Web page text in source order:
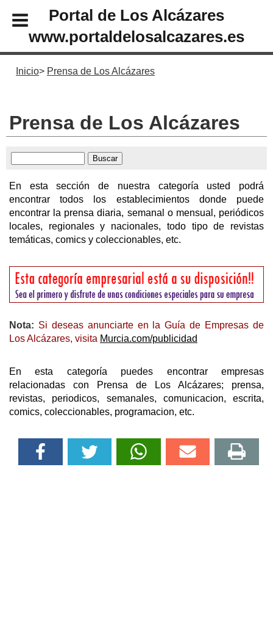
Portal de Los Alcázares
www.portaldelosalcazares.es
Inicio Prensa de Los Alcázares
Prensa de Los Alcázares
En esta sección de nuestra categoría usted podrá
encontrar todos los establecimientos donde puede
encontrar la prensa diaria, semanal o mensual, periódicos
locales, regionales y nacionales, todo tipo de revistas
temáticas, comics y coleccionables, etc.
Nota: Si deseas anunciarte en la Guía de Empresas de
Los Alcázares, visita Murcia.com/publicidad
En esta categoría puedes encontrar empresas
relacionadas con Prensa de Los Alcázares; prensa,
revistas, periodicos, semanales, comunicacion, escrita,
comics, coleccionables, programacion, etc.